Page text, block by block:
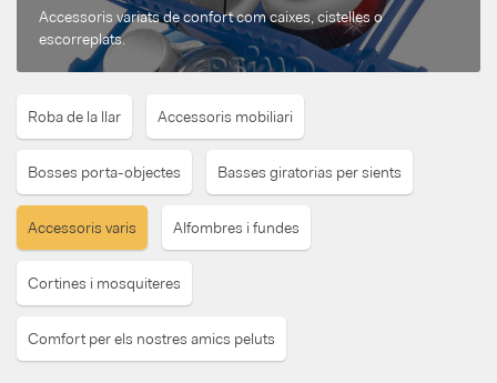
Accessoris variats de confort com caixes, cistelles o
escorreplats.
Roba de la llar Accessoris mobiliari
Bosses porta-objectes Basses giratorias per sients
Accessoris varis Alfombres i fundes
Cortines i mosquiteres
Comfort per els nostres amics peluts